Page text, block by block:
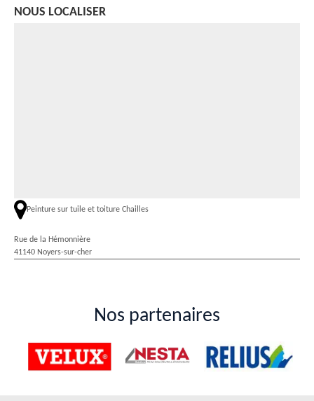
NOUS LOCALISER
Peinture sur tuile et toiture Chailles
Rue de la Hémonnière
41140 Noyers-sur-cher
Nos partenaires